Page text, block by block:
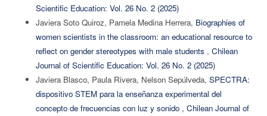
Scientific Education: Vol. 26 No. 2 (2025)
Javiera Soto Quiroz, Pamela Medina Herrera, Biographies of
women scientists in the classroom: an educational resource to
reflect on gender stereotypes with male students , Chilean
Journal of Scientific Education: Vol. 26 No. 2 (2025)
Javiera Blasco, Paula Rivera, Nelson Sepúlveda, SPECTRA:
dispositivo STEM para la enseñanza experimental del
concepto de frecuencias con luz y sonido , Chilean Journal of